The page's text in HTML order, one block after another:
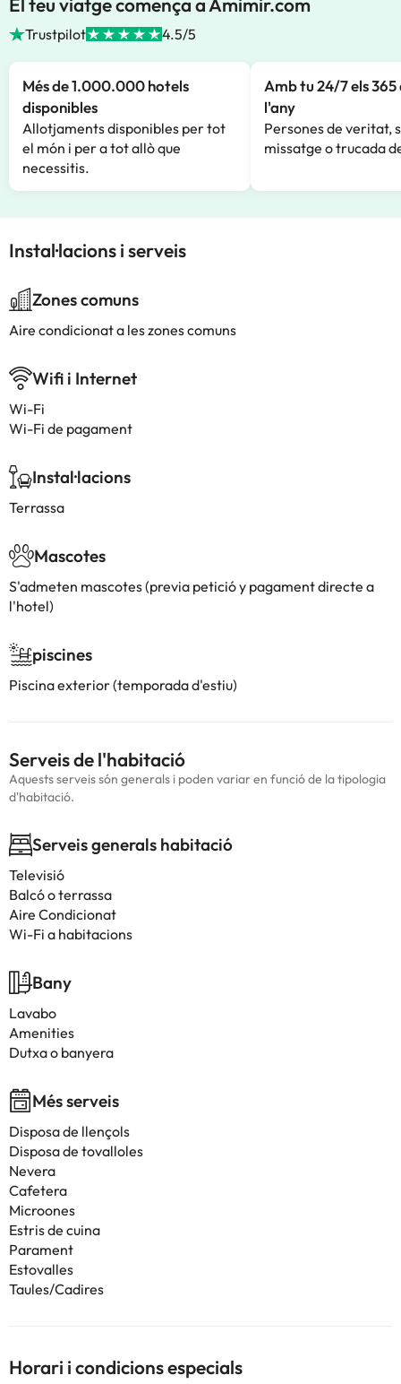
Trustpilot 4.5/5
Més de 1.000.000 hotels
disponibles
Allotjaments disponibles per tot
el món i per a tot allò que
necessitis.
Amb tu 24/7 els 365
l'any
Persones de veritat,
missatge o trucada
Instal·lacions i serveis
Zones comuns
Aire condicionat a les zones comuns
Wifi i Internet
Wi-Fi
Wi-Fi de pagament
Instal·lacions
Terrassa
Mascotes
S'admeten mascotes (previa petició y pagament directe a
l'hotel)
piscines
Piscina exterior (temporada d'estiu)
Serveis de l'habitació
Aquests serveis són generals i poden variar en funció de la tipologia
d'habitació.
Serveis generals habitació
Televisió
Balcó o terrassa
Aire Condicionat
Wi-Fi a habitacions
Bany
Lavabo
Amenities
Dutxa o banyera
Més serveis
Disposa de llençols
Disposa de tovalloles
Nevera
Cafetera
Microones
Estris de cuina
Parament
Estovalles
Taules/Cadires
Horari i condicions especials